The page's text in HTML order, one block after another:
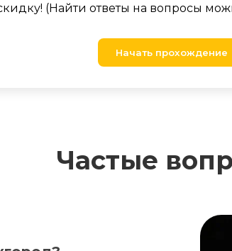
(Найти ответы на вопросы
Начать прохождение
Частые